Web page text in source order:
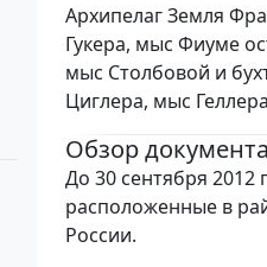
Архипелаг Земля
Гукера, мыс Фиуме
мыс Столбовой и
Циглера, мыс
Обзор документа
До 30 сентября 2012
расположенные в
России.